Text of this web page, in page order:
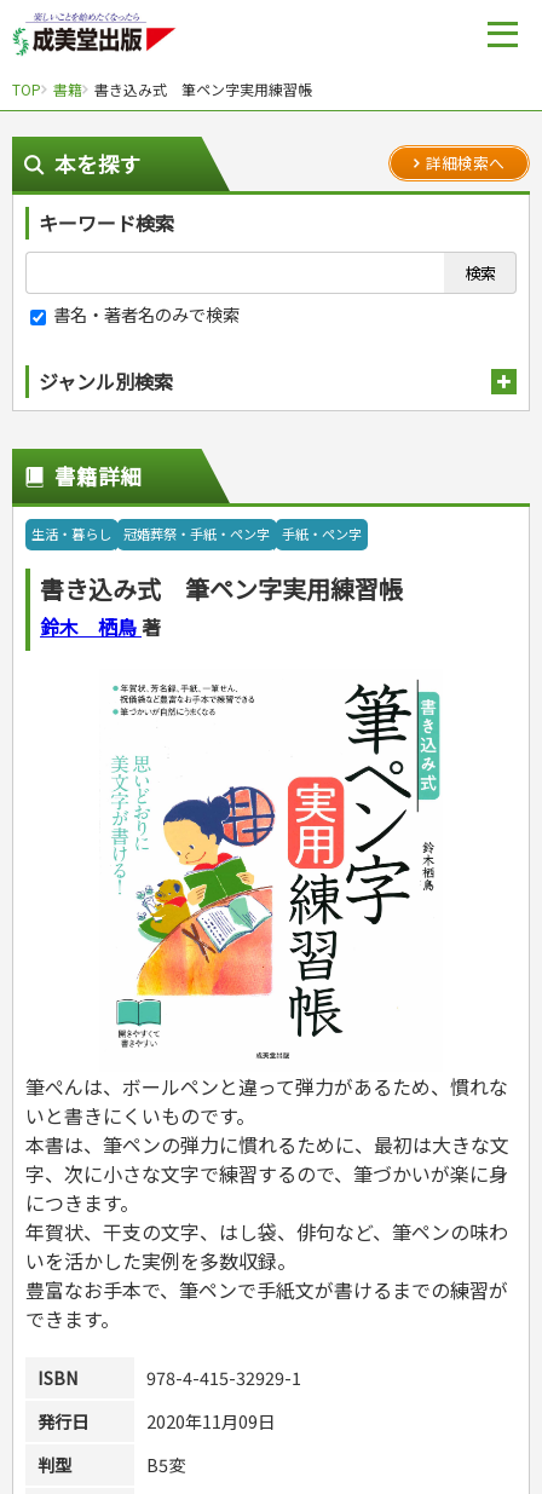
TOP 書籍 書き込み式 筆ペン字実用練習帳
本を探す 詳細検索へ
キーワード検索
書名・著者名のみで検索
ジャンル別検索
スポーツ
スポーツルール
野球
ゴルフ
ジュニアスポーツ
その他スポーツ
自然・アウトドア・ペット
アウトドア
犬・猫
園芸・野菜づくり
雑学
娯楽・ゲーム・占い
ナンプレ
ゲーム・マジック
家相・風水・占い
カルチャー・芸術・趣味
音楽・楽器
趣味・鑑賞・カメラ
辞典
語学・旅行会話
運転免許
原付・二輪
生活・暮らし
料理
料理・レシピ
各国料理
お弁当
健康メニュー・ダイエット
お菓子・ケーキ・パン
飲み物・お酒
手芸・クラフト
ソーイング
クラフト
インテリア・ハウジング
収納・掃除・暮らし
美容・ファッション
ダイエット・エクササイズ
メイク・ネイル・ヘア
冠婚葬祭・手紙・ペン字
冠婚葬祭・スピーチ・マナー
妊娠・出産・育児
離乳食・幼児食・こどもレシピ
健康と保育
家庭医学・健康
ツボ・マッサージ
家庭医学・病気
健康知識
生活習慣病
看護・介護
看護一般
介護一般
保育・教育
パネルシアター
こどもの本
児童一般
おりがみ・あやとり
なぞなぞ・ゲーム
のりもの・ずかん
音と光のでる絵本
学参・ドリル
夏休みドリル
学習・地図
えんぴつちょう
就職活動
就職活動
公務員試験
資格試験
英語検定・TOEIC
簿記検定
看護・薬学
ケアマネジャー
介護・社会福祉士
保育士
司法書士・社労士
行政書士・宅建
衛生管理・運行管理
建築・土木
電気・危険物
調理師
スキル・キャリアアップ
危険物取扱者
消防設備士
登録販売者
その他資格試験
経営・経済・法律
ビジネス・法律
簿記・経理・税金・保険
その他ビジネス
自己啓発
ビジネス読み物
国内・海外旅行
国外旅行
国内旅行
散歩・グルメ
地理・歴史
地理・地図
成美文庫
その他文庫
ダイアリー
ダイアリー
プラチナダイアリー プレステージ
書籍詳細
生活・暮らし 冠婚葬祭・手紙・ペン字 手紙・ペン字
書き込み式 筆ペン字実用練習帳
鈴木 栖鳥著
筆ぺんは、ボールペンと違って弾力があるため、慣れな
いと書きにくいものです。
本書は、筆ペンの弾力に慣れるために、最初は大きな文
字、次に小さな文字で練習するので、筆づかいが楽に身
につきます。
年賀状、干支の文字、はし袋、俳句など、筆ペンの味わ
いを活かした実例を多数収録。
豊富なお手本で、筆ペンで手紙文が書けるまでの練習が
できます。
ISBN
978-4-415-32929-1
発行日
2020年11月09日
判型
B5変